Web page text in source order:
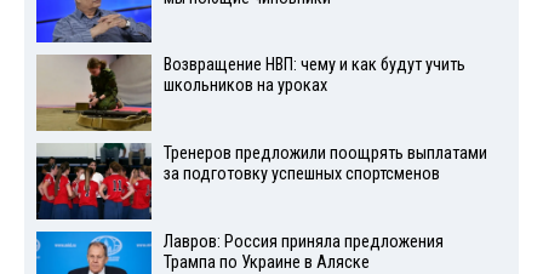
Возвращение НВП: чему и как будут учить
школьников на уроках
Тренеров предложили поощрять выплатами
за подготовку успешных спортсменов
Лавров: Россия приняла предложения
Трампа по Украине в Аляске